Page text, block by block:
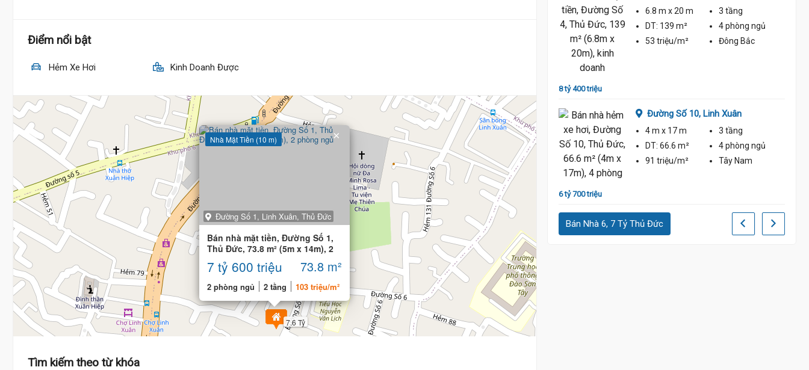
Điểm nổi bật
Hẻm Xe Hơi Kinh Doanh Được
7.6 Tỷ
Nhà Mặt Tiền (10 m)
Đường Số 1, Linh Xuân, Thủ Đức
Bán nhà mặt tiền, Đường Số 1,
Thủ Đức, 73.8 m² (5m x 14m), 2
phòng ngủ
7 tỷ 600 triệu 73.8 m²
2 phòng ngủ 2 tầng 103 triệu/m²
×
Tìm kiếm theo từ khóa
5 tỷ 960 triệu
Đường Số 8, Linh Xuân
5 mx 23 m
1 tầng
DT:116 m² 3 phòngngủ
51 triệu/m²
Đông Bắc
8 tỷ 400 triệu
6.8 m x 20 m
3 tầng
DT: 139 m² 4 phòng ngủ
53 triệu/m²
Đông Bắc
6 tỷ 700 triệu
Đường Số 10, Linh Xuân
4 m x 17 m
3 tầng
DT: 66.6 m² 4 phòng ngủ
91 triệu/m²
Tây Nam
Bán Nhà 6, 7 Tỷ Thủ Đức